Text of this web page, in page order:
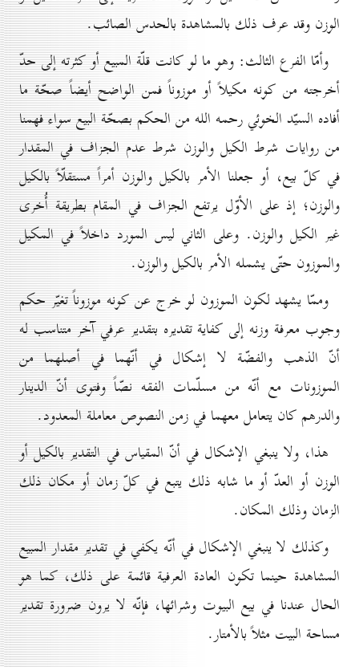
الوزن وقد عرف ذلك بالمشاهدة بالحدس الصائب.
وأمّا الفرع الثالث: وهو ما لو كانت قلّة المبيع أو كثرته إلى حدّ
أخرجته من كونه مكيلاً أو موزوناً فمن الواضح أيضاً صحّة ما
أفاده السيّد الخوئي رحمه الله من الحكم بصحّة البيع سواء فهمنا
من روايات شرط الكيل والوزن شرط عدم الجزاف في المقدار
في كلّ بيع، أو جعلنا الأمر بالكيل والوزن أمراً مستقلّاً بالكيل
والوزن؛ إذ على الأوّل يرتفع الجزاف في المقام بطريقة أُخرى
غير الكيل والوزن. وعلى الثاني ليس المورد داخلاً في المكيل
والموزون حتّى يشمله الأمر بالكيل والوزن.
وممّا يشهد لكون الموزون لو خرج عن كونه موزوناً تغيّر حكم
وجوب معرفة وزنه إلى كفاية تقديره بتقدير عرفي آخر متناسب له
أنّ الذهب والفضّة لا إشكال في أنّهما في أصلهما من
الموزونات مع أنّه من مسلّمات الفقه نصّاً وفتوى أنّ الدينار
والدرهم كان يتعامل معهما في زمن النصوص معاملة المعدود.
هذا، ولا ينبغي الإشكال في أنّ المقياس في التقدير بالكيل أو
الوزن أو العدّ أو ما شابه ذلك يتبع في كلّ زمان أو مكان ذلك
الزمان وذلك المكان.
وكذلك لا ينبغي الإشكال في أنّه يكفي في تقدير مقدار المبيع
المشاهدة حينما تكون العادة العرفية قائمة على ذلك، كما هو
الحال عندنا في بيع البيوت وشرائها، فإنّه لا يرون ضرورة تقدير
مساحة البيت مثلاً بالأمتار.